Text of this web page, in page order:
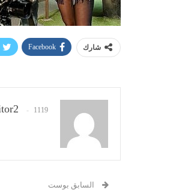
شارك Facebook
1119 المشاركات
السابق بوست